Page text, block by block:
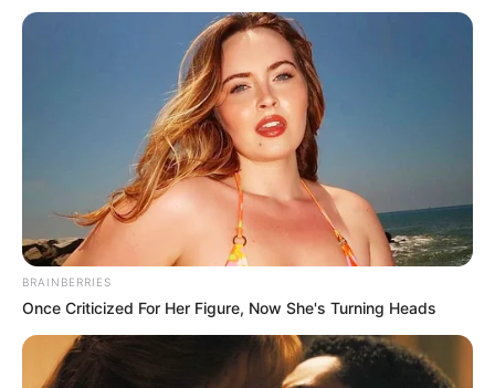
ΔΙΕΘΝΗ
ΤΑ ΠΑΙΔΙΑ ΜΑΣ ΕΓΙΝΑΝ ΣΤΟΧΟΣ. ΟΜΩΣ
ΠΡΟΣΤΑΤΕΥΟΝΤΑΙ.
ΕΙΝΑΙ ΛΟΓΙΚΟ ΣΤΙΣ ΔΥΣΚΟΛΕΣ ΜΕΡΕΣ ΠΟΥ ΠΕΡΝΑΜΕ ΝΑ
ΥΠΑΡΧΕΙ ΜΕΓΑΛΟ ΑΓΧΟΣ ΓΙΑ ΤΟΥΣ ΠΟΛΥΤΙΜΟΤΕΡΟΥΣ
ΕΧΟΥΜΕ ΚΑΘΟΛΟΥ...
BRAINBERRIES
Once Criticized For Her Figure, Now She's Turning Heads